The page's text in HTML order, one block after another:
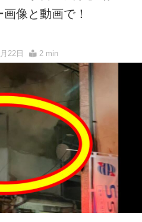
像と動画で！
22日 2 min